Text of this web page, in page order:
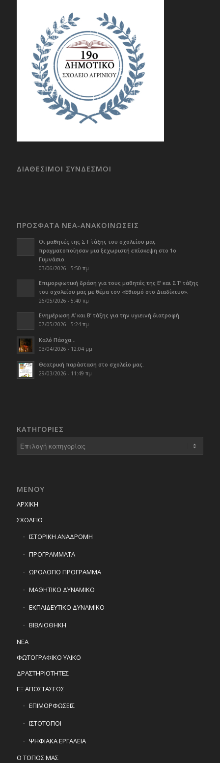
ΔΙΑΘΕΣΙΜΟΙ ΣΥΝΔΕΣΜΟΙ
ΠΡΟΣΦΑΤΑ ΝΕΑ-ΑΝΑΚΟΙΝΩΣΕΙΣ
Οι μαθητές της ΣΤ΄ τάξης του σχολείου μας
πραγματοποίησαν μια ξεχωριστή επίσκεψη στο 1ο
Γυμνάσιο.
03/06/2026 - 5:50 πμ
Επιμορφωτική δράση για τους μαθητές της Ε’ και ΣΤ’ τάξης
του σχολείου μας με θέμα τον «Εθισμό στο Διαδίκτυο».
26/05/2026 - 5:40 πμ
Ενημέρωση Α’ και Β’ τάξης για την υγιεινή διατροφή.
07/05/2026 - 5:24 πμ
Καλό Πάσχα…
03/04/2026 - 12:04 μμ
Θεατρική παράσταση στο σχολείο μας.
29/03/2026 - 11:49 πμ
KΑΤΗΓΟΡΊΕΣ
ΜΕΝΟΥ
ΑΡΧΙΚΗ
ΣΧΟΛΕΙΟ
ΙΣΤΟΡΙΚΗ ΑΝΑΔΡΟΜΗ
ΠΡΟΓΡΑΜΜΑΤΑ
ΩΡΟΛΟΓΙΟ ΠΡΟΓΡΑΜΜΑ
ΜΑΘΗΤΙΚΟ ΔΥΝΑΜΙΚΟ
ΕΚΠΑΙΔΕΥΤΙΚΟ ΔΥΝΑΜΙΚΟ
ΒΙΒΛΙΟΘΗΚΗ
ΝΕΑ
ΦΩΤΟΓΡΑΦΙΚΟ ΥΛΙΚΟ
ΔΡΑΣΤΗΡΙΟΤΗΤΕΣ
ΕΞ ΑΠΟΣΤΑΣΕΩΣ
ΕΠΙΜΟΡΦΩΣΕΙΣ
ΙΣΤΟΤΟΠΟΙ
ΨΗΦΙΑΚΑ ΕΡΓΑΛΕΙΑ
Ο ΤΟΠΟΣ ΜΑΣ